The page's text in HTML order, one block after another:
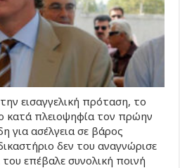
εισαγγελική πρόταση, το
κατά πλειοψηφία τον πρώην
για ασέλγεια σε βάρος
δεν του αναγνώρισε
επέβαλε συνολική ποινή